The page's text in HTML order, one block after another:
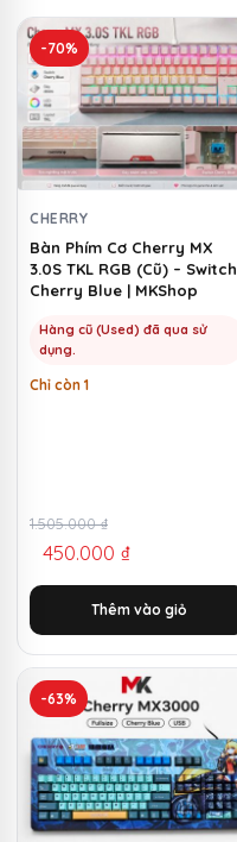
-70%
CHERRY
Bàn Phím Cơ Cherry MX
3.0S TKL RGB (Cũ) – Switch
Cherry Blue | MKShop
Hàng cũ (Used) đã qua sử
dụng.
Chỉ còn 1
1.505.000₫
Giá
gốc
là:
1.505.000 ₫.
450.000 ₫
Giá
hiện
tại
là:
450.000 ₫.
Thêm vào giỏ
-63%